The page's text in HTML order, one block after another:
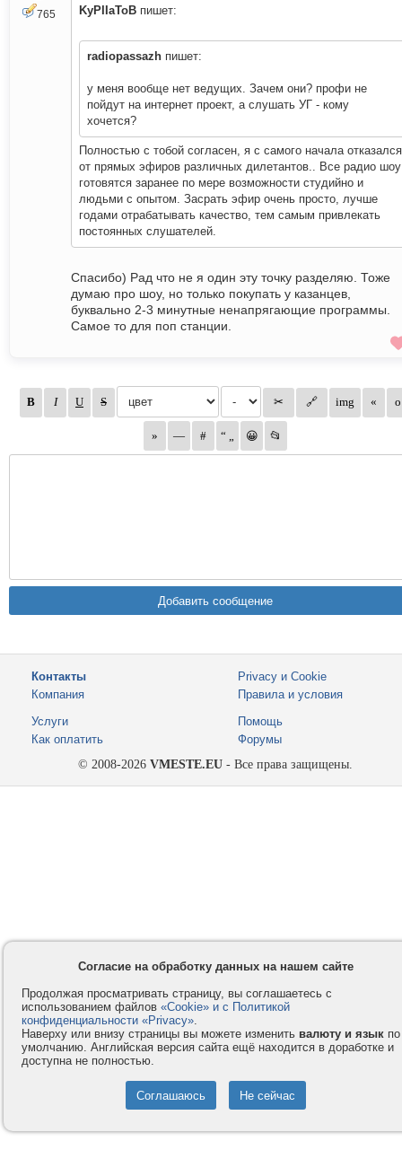
765 KyPIIaToB пишет:
radiopassazh пишет:
у меня вообще нет ведущих. Зачем они? профи не
пойдут на интернет проект, а слушать УГ - кому
хочется?
Полностью с тобой согласен, я с самого начала отказался
от прямых эфиров различных дилетантов.. Все радио шоу
готовятся заранее по мере возможности студийно и
людьми с опытом. Засрать эфир очень просто, лучше
годами отрабатывать качество, тем самым привлекать
постоянных слушателей.
Спасибо) Рад что не я один эту точку разделяю. Тоже
думаю про шоу, но только покупать у казанцев,
буквально 2-3 минутные ненапрягающие программы.
Самое то для поп станции.
Контакты
Компания
Privacy и Cookie
Правила и условия
Услуги
Как оплатить
Помощь
Форумы
© 2008-2026 VMESTE.EU - Все права защищены.
Согласие на обработку данных на нашем сайте
Продолжая просматривать страницу, вы соглашаетесь с
использованием файлов «Cookie» и с Политикой
конфиденциальности «Privacy».
Наверху или внизу страницы вы можете изменить валюту и язык по
умолчанию. Английская версия сайта ещё находится в доработке и
доступна не полностью.